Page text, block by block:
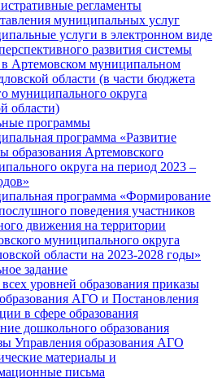
регламенты
муниципальных услуг
услуги в электронном виде
развития системы
в Артемовском муниципальном
области (в части бюджета
муниципального округа
области)
программы
программа «Развитие
образования Артемовского
округа на период 2023 –
программа «Формирование
поведения участников
движения на территории
муниципального округа
области на 2023-2028 годы»
задание
уровней образования приказы
АГО и Постановления
в сфере образования
дошкольного образования
Управления образования АГО
материалы и
письма